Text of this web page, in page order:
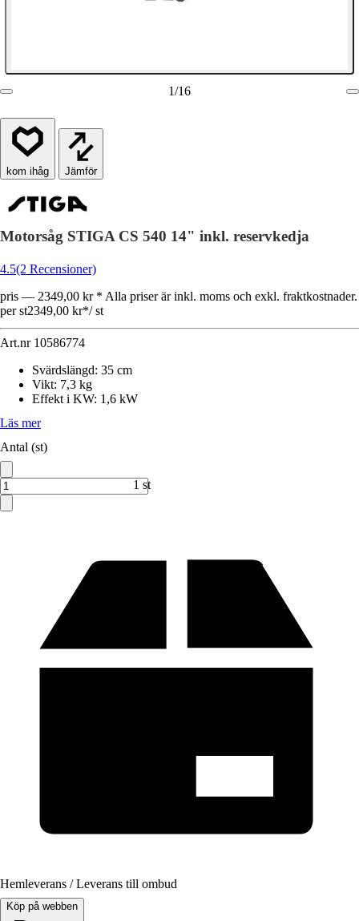
1/16
Jämför
Motorsåg STIGA CS 540 14" inkl. reservkedja
4.5(2 Recensioner)
pris — 2349,00 kr * Alla priser är inkl. moms och exkl. fraktkostnader.
per st2349,00 kr*/ st
Art.nr 10586774
Svärdslängd: 35 cm
Vikt: 7,3 kg
Effekt i KW: 1,6 kW
Läs mer
Antal (st)
1 st
Hemleverans / Leverans till ombud
Köp på webben